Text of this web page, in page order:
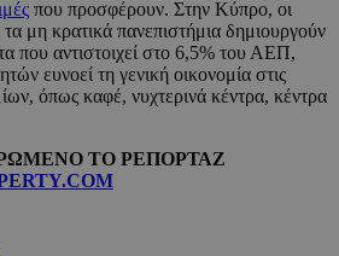
που προσφέρουν. Στην Κύπρο, οι
τα μη κρατικά πανεπιστήμια δημιουργούν
που αντιστοιχεί στο 6,5% του ΑΕΠ,
ευνοεί τη γενική οικονομία στις
όπως καφέ, νυχτερινά κέντρα, κέντρα
ΤΟ ΡΕΠΟΡΤΑΖ